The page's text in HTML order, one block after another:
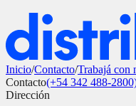
Inicio/Contacto/Trabajá con
Contacto(+54 342 488-
Dirección